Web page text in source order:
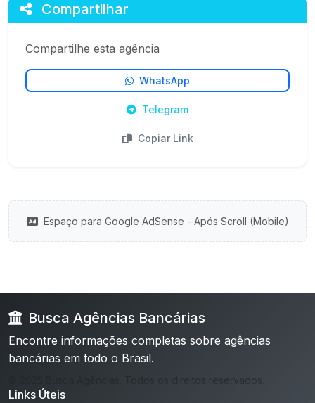
Compartilhar
Compartilhe esta agência
WhatsApp
Telegram
Copiar Link
Espaço para Google AdSense - Após Scroll (Mobile)
Busca Agências Bancárias
Encontre informações completas sobre agências
bancárias em todo o Brasil.
© 2025 Busca Agências. Todos os direitos reservados.
Links Úteis